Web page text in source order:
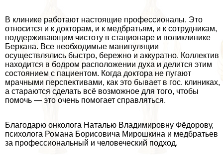
В клинике работают настоящие профессионалы. Это
относится и к докторам, и к медбратьям, и к сотрудникам,
поддерживающим чистоту в стационаре и поликлинике
Беркана. Все необходимые манипуляции
осуществлялись быстро, бережно и аккуратно. Коллектив
находится в бодром расположении духа и делится этим
состоянием с пациентом. Когда доктора не пугают
мрачными перспективами, как это бывает в гос. клиниках,
а стараются сделать всё возможное для того, чтобы
помочь — это очень помогает справляться.
Благодарю oнкoлoга Наталью Владимировну Фёдорову,
психолога Романа Борисовича Мирошкина и медбратьев
за профессиональный и человеческий подход.